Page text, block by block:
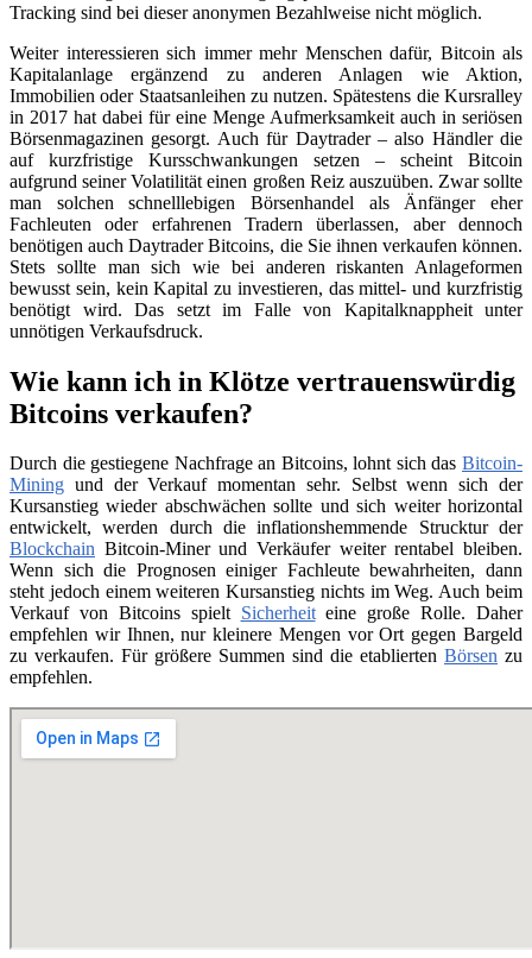
Tracking sind bei dieser anonymen Bezahlweise nicht möglich.
Weiter interessieren sich immer mehr Menschen dafür, Bitcoin als
Kapitalanlage ergänzend zu anderen Anlagen wie Aktion,
Immobilien oder Staatsanleihen zu nutzen. Spätestens die Kursralley
in 2017 hat dabei für eine Menge Aufmerksamkeit auch in seriösen
Börsenmagazinen gesorgt. Auch für Daytrader – also Händler die
auf kurzfristige Kursschwankungen setzen – scheint Bitcoin
aufgrund seiner Volatilität einen großen Reiz auszuüben. Zwar sollte
man solchen schnelllebigen Börsenhandel als Änfänger eher
Fachleuten oder erfahrenen Tradern überlassen, aber dennoch
benötigen auch Daytrader Bitcoins, die Sie ihnen verkaufen können.
Stets sollte man sich wie bei anderen riskanten Anlageformen
bewusst sein, kein Kapital zu investieren, das mittel- und kurzfristig
benötigt wird. Das setzt im Falle von Kapitalknappheit unter
unnötigen Verkaufsdruck.
Wie kann ich in Klötze vertrauenswürdig
Bitcoins verkaufen?
Durch die gestiegene Nachfrage an Bitcoins, lohnt sich das Bitcoin-
Mining und der Verkauf momentan sehr. Selbst wenn sich der
Kursanstieg wieder abschwächen sollte und sich weiter horizontal
entwickelt, werden durch die inflationshemmende Strucktur der
Blockchain Bitcoin-Miner und Verkäufer weiter rentabel bleiben.
Wenn sich die Prognosen einiger Fachleute bewahrheiten, dann
steht jedoch einem weiteren Kursanstieg nichts im Weg. Auch beim
Verkauf von Bitcoins spielt Sicherheiteine große Rolle. Daher
empfehlen wir Ihnen, nur kleinere Mengen vor Ort gegen Bargeld
zu verkaufen. Für größere Summen sind die etablierten Börsen zu
empfehlen.